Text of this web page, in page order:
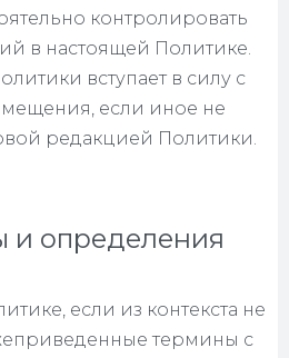
контролировать
в настоящей Политике.
вступает в силу с
если иное не
редакцией Политики.
и определения
если из контекста не
термины с